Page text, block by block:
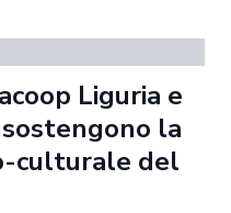
Liguria e
la
culturale del